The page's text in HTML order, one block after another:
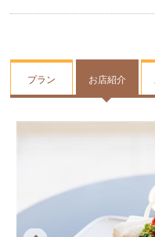
プラン お店紹介